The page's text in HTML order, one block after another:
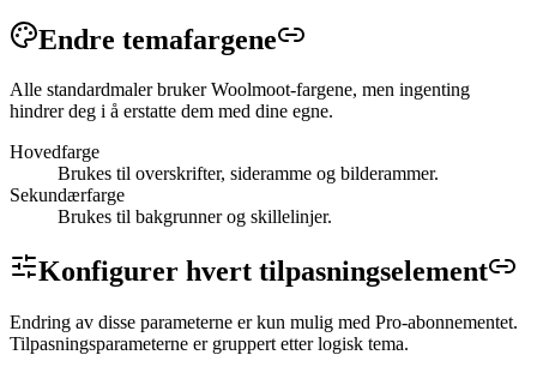
Endre temafargene
Alle standardmaler bruker Woolmoot-fargene, men ingenting
hindrer deg i å erstatte dem med dine egne.
Hovedfarge
Brukes til overskrifter, sideramme og bilderammer.
Sekundærfarge
Brukes til bakgrunner og skillelinjer.
Konfigurer hvert tilpasningselement
Endring av disse parameterne er kun mulig med Pro-abonnementet.
Tilpasningsparameterne er gruppert etter logisk tema.